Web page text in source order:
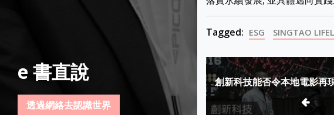
e 書直說
透過網絡去認識世界
Tagged: ESG SINGTAO
Post
navigation
創新科技能否令本地電影再